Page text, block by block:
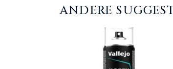
ANDERE